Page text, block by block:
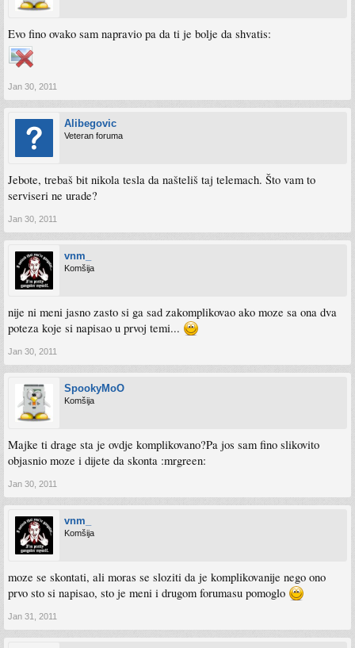
Evo fino ovako sam napravio pa da ti je bolje da shvatis:
Jan 30, 2011
Alibegovic
Veteran foruma
Jebote, trebaš bit nikola tesla da našteliš taj telemach. Što vam to
serviseri ne urade?
Jan 30, 2011
vnm_
Komšija
nije ni meni jasno zasto si ga sad zakomplikovao ako moze sa ona dva
poteza koje si napisao u prvoj temi...
Jan 30, 2011
SpookyMoO
Komšija
Majke ti drage sta je ovdje komplikovano?Pa jos sam fino slikovito
objasnio moze i dijete da skonta :mrgreen:
Jan 30, 2011
vnm_
Komšija
moze se skontati, ali moras se sloziti da je komplikovanije nego ono
prvo sto si napisao, sto je meni i drugom forumasu pomoglo
Jan 31, 2011